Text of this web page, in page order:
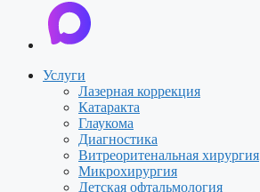
Услуги
Лазерная коррекция
Катаракта
Глаукома
Диагностика
Витреоритенальная хирургия
Микрохирургия
Детская офтальмология